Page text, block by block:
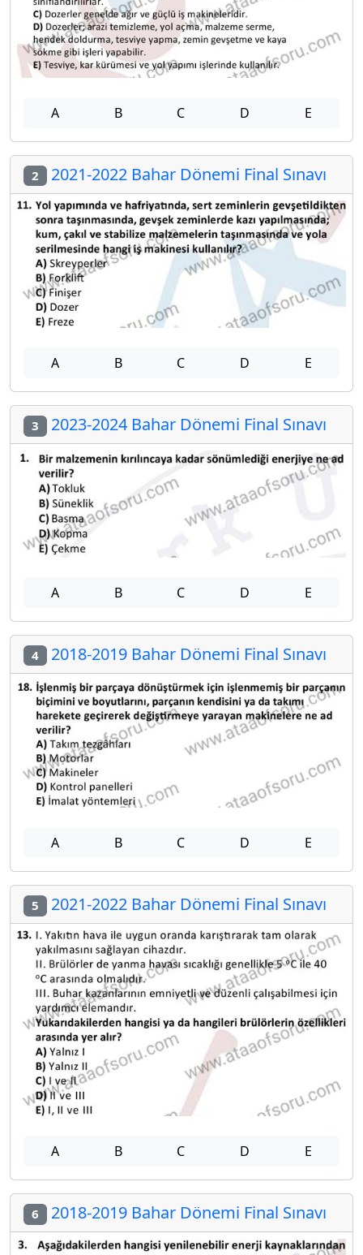
A B C D E
2 2021-2022 Bahar Dönemi Final Sınavı
A B C D E
3 2023-2024 Bahar Dönemi Final Sınavı
A B C D E
4 2018-2019 Bahar Dönemi Final Sınavı
A B C D E
5 2021-2022 Bahar Dönemi Final Sınavı
A B C D E
6 2018-2019 Bahar Dönemi Final Sınavı